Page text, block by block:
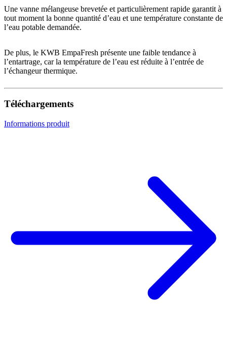
Une vanne mélangeuse brevetée et particulièrement rapide garantit à
tout moment la bonne quantité d’eau et une température constante de
l’eau potable demandée.
De plus, le KWB EmpaFresh présente une faible tendance à
l’entartrage, car la température de l’eau est réduite à l’entrée de
l’échangeur thermique.
Téléchargements
Informations produit